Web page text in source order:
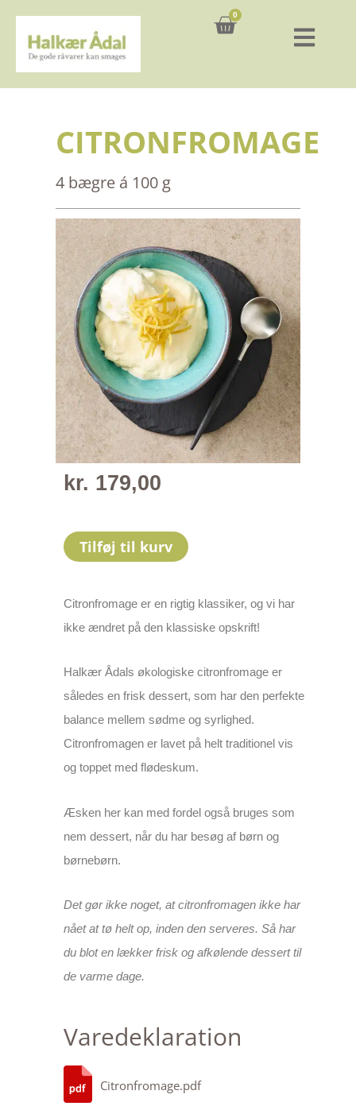
0
Kurv
CITRONFROMAGE
4 bægre á 100 g
kr. 179,00
Tilføj til kurv
Citronfromage er en rigtig klassiker, og vi har
ikke ændret på den klassiske opskrift!
Halkær Ådals økologiske citronfromage er
således en frisk dessert, som har den perfekte
balance mellem sødme og syrlighed.
Citronfromagen er lavet på helt traditionel vis
og toppet med flødeskum.
Æsken her kan med fordel også bruges som
nem dessert, når du har besøg af børn og
børnebørn.
Det gør ikke noget, at citronfromagen ikke har
nået at tø helt op, inden den serveres. Så har
du blot en lækker frisk og afkølende dessert til
de varme dage.
Varedeklaration
Citronfromage.pdf